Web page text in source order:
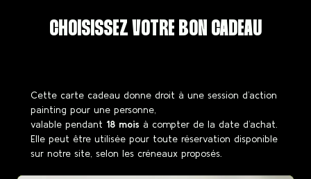
CHOISISSEZ VOTRE BON CADEAU
Cette carte cadeau donne droit à une session d’action
painting pour une personne,
valable pendant 18 mois à compter de la date d’achat.
Elle peut être utilisée pour toute réservation disponible
sur notre site, selon les créneaux proposés.